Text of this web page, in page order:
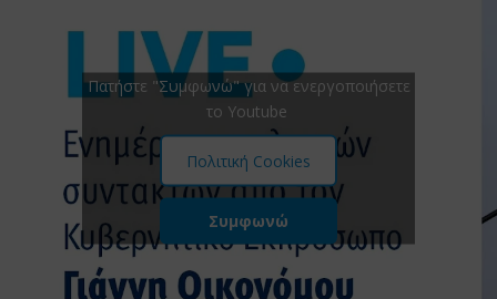
Πατήστε "Συμφωνώ" για να ενεργοποιήσετε
το Youtube
Πολιτική Cookies
Συμφωνώ